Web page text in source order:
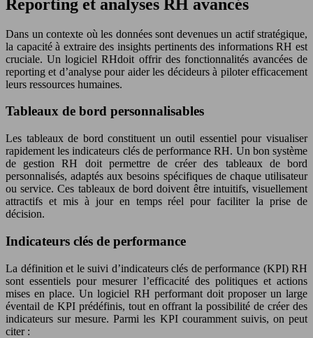
Reporting et analyses RH avancés
Dans un contexte où les données sont devenues un actif stratégique,
la capacité à extraire des insights pertinents des informations RH est
cruciale. Un logiciel RHdoit offrir des fonctionnalités avancées de
reporting et d’analyse pour aider les décideurs à piloter efficacement
leurs ressources humaines.
Tableaux de bord personnalisables
Les tableaux de bord constituent un outil essentiel pour visualiser
rapidement les indicateurs clés de performance RH. Un bon système
de gestion RH doit permettre de créer des tableaux de bord
personnalisés, adaptés aux besoins spécifiques de chaque utilisateur
ou service. Ces tableaux de bord doivent être intuitifs, visuellement
attractifs et mis à jour en temps réel pour faciliter la prise de
décision.
Indicateurs clés de performance
La définition et le suivi d’indicateurs clés de performance (KPI) RH
sont essentiels pour mesurer l’efficacité des politiques et actions
mises en place. Un logiciel RH performant doit proposer un large
éventail de KPI prédéfinis, tout en offrant la possibilité de créer des
indicateurs sur mesure. Parmi les KPI couramment suivis, on peut
citer :